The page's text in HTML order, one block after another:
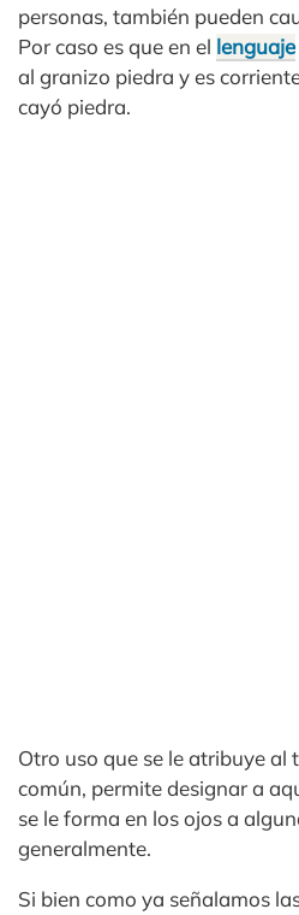
personas, también pueden
Por caso es que en el lenguaje
al granizo piedra y es
cayó piedra.
Otro uso que se le atribuye al
común, permite designar a
se le forma en los ojos a
generalmente.
Si bien como ya señalamos